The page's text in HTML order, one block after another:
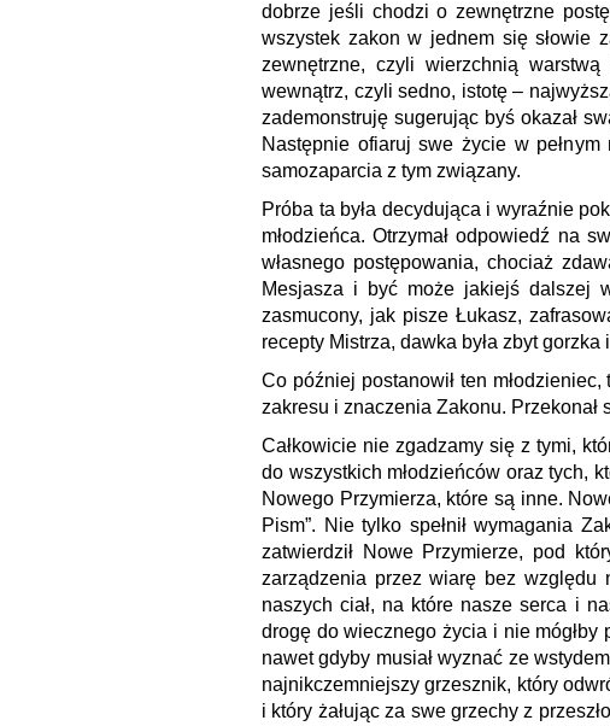
dobrze jeśli chodzi o zewnętrzne
wszystek zakon w jednem się słowie
zewnętrzne, czyli wierzchnią
wewnątrz, czyli sedno, istotę –
zademonstruję sugerując byś okazał
Następnie ofiaruj swe życie w
samozaparcia z tym związany.
Próba ta była decydująca i wyraźnie
młodzieńca. Otrzymał odpowiedź na
własnego postępowania, chociaż
Mesjasza i być może jakiejś dalszej
zasmucony, jak pisze Łukasz,
recepty Mistrza, dawka była zbyt
Co później postanowił ten
zakresu i znaczenia Zakonu.
Całkowicie nie zgadzamy się z tymi,
do wszystkich młodzieńców oraz tych,
Nowego Przymierza, które są inne.
Pism”. Nie tylko spełnił wymagania
zatwierdził Nowe Przymierze, pod
zarządzenia przez wiarę bez względu
naszych ciał, na które nasze serca i
drogę do wiecznego życia i nie mógłby
nawet gdyby musiał wyznać ze
najnikczemniejszy grzesznik, który
i który żałując za swe grzechy z